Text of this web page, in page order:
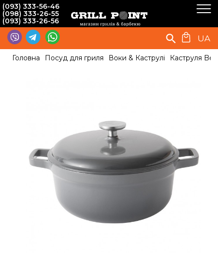
(093) 333-56-46
(098) 333-26-55
(093) 333-26-56
UA
Головна Посуд для гриля Воки & Каструлі Каструля